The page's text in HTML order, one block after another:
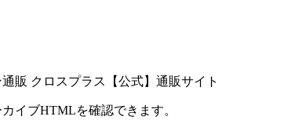
販 クロスプラス【公式】通販サイト
イブHTMLを確認できます。